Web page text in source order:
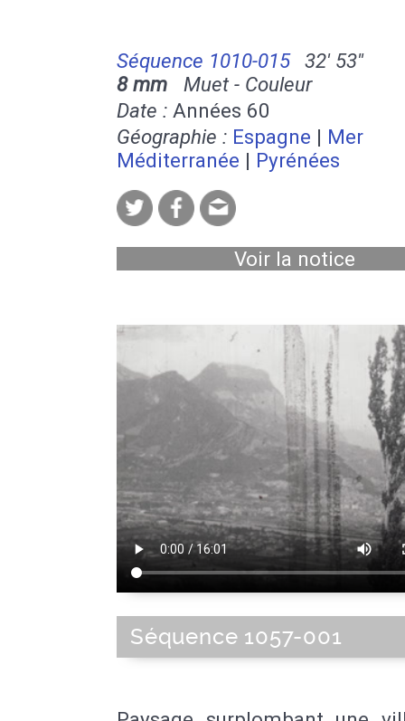
Séquence 1010-015
32' 53''
8 mm Muet - Couleur
Date : Années 60
Géographie : Espagne | Mer
Méditerranée | Pyrénées
Voir la notice
Séquence 1057-001